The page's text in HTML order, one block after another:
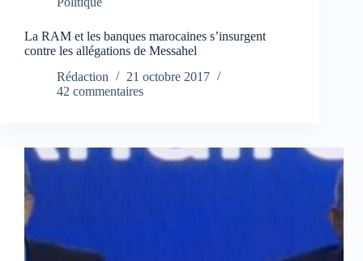
La RAM et les banques marocaines s’insurgent
contre les allégations de Messahel
Rédaction
21 octobre 2017
42 commentaires